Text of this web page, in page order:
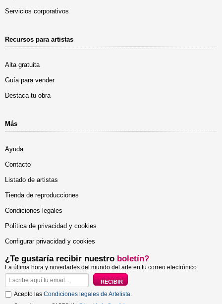
Servicios corporativos
Recursos para artistas
Alta gratuita
Guía para vender
Destaca tu obra
Más
Ayuda
Contacto
Listado de artistas
Tienda de reproducciones
Condiciones legales
Política de privacidad y cookies
Configurar privacidad y cookies
¿Te gustaría recibir nuestro boletín?
La última hora y novedades del mundo del arte en tu correo electrónico
Acepto las Condiciones legales de Artelista.